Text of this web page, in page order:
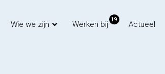
Wie we zijn Werken bij 19 Actueel